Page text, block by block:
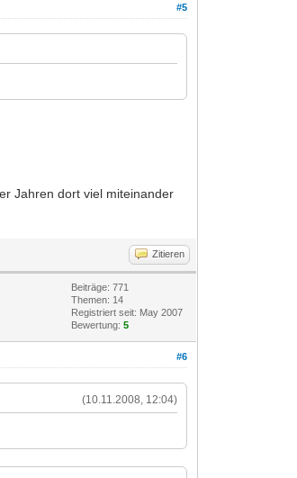
#5
Jahren dort viel miteinander
Zitieren
Beiträge: 771
Themen: 14
Registriert seit: May 2007
Bewertung:5
#6
(10.11.2008, 12:04)